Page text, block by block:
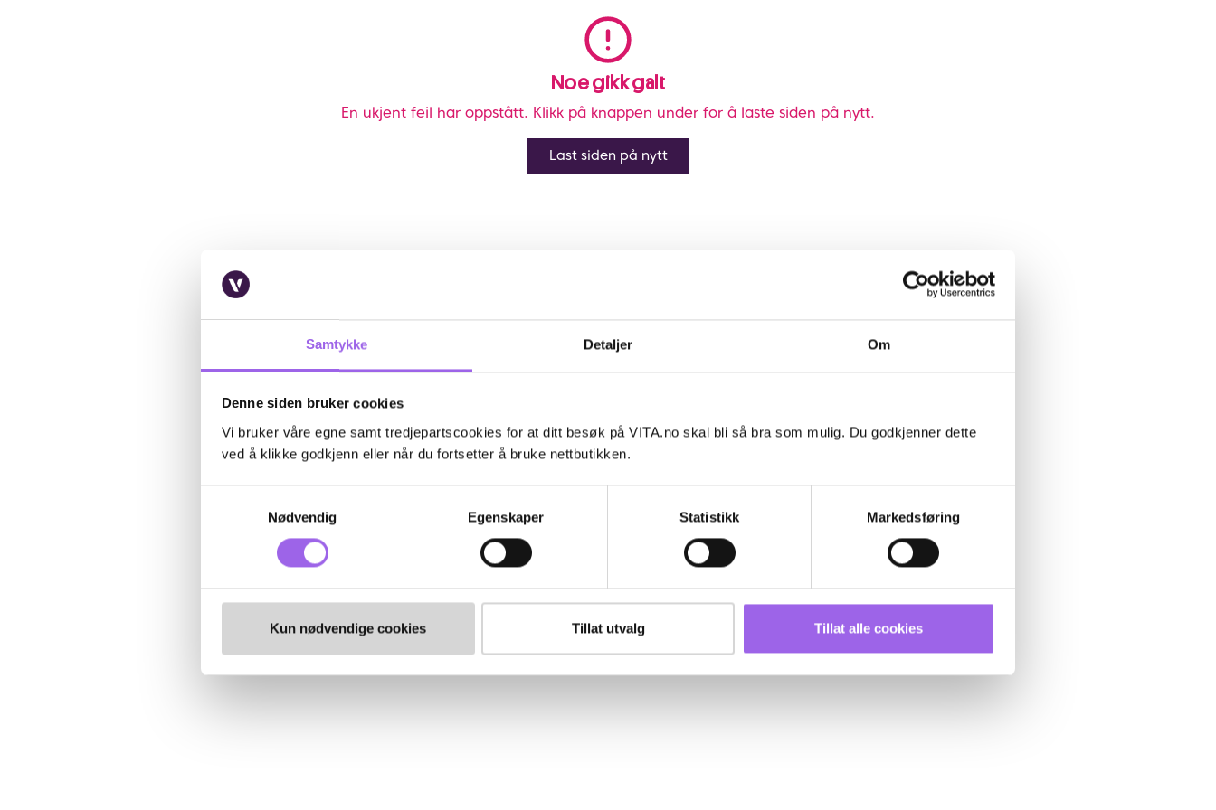
Samtykke Detaljer Om
Denne siden bruker cookies
Vi bruker våre egne samt tredjepartscookies for at ditt besøk på VITA.no skal bli så bra som mulig. Du godkjenner dette
ved å klikke godkjenn eller når du fortsetter å bruke nettbutikken.
Nødvendig
Egenskaper Statistikk Markedsføring
Kun nødvendige cookies Tillat utvalg Tillat alle cookies
Noe gikk galt
En ukjent feil har oppstått. Klikk på knappen under for å laste siden på nytt.
Last siden på nytt